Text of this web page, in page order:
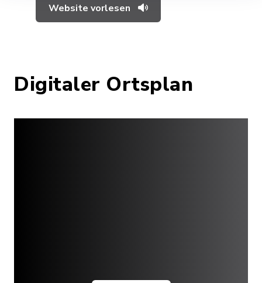
Website vorlesen
Digitaler Ortsplan